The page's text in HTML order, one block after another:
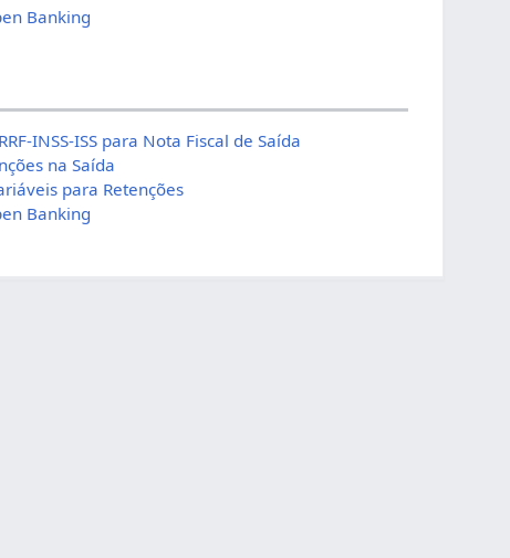
Banking
INSS-ISS para Nota Fiscal de Saída
na Saída
para Retenções
Banking